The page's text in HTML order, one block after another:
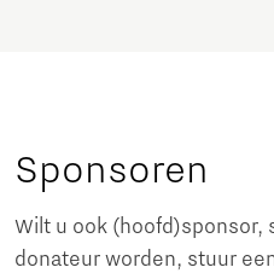
Sponsoren
Wilt u ook (hoofd)sponsor,
donateur worden, stuur